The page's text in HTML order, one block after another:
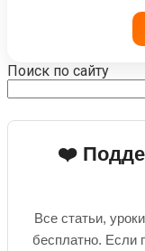
Поиск по сайту
❤️
Все статьи,
бесплатно. Если